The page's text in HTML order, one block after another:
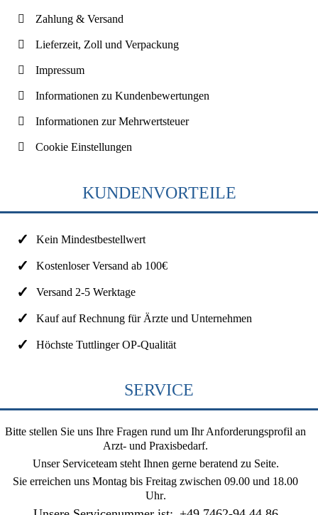
Zahlung & Versand
Lieferzeit, Zoll und Verpackung
Impressum
Informationen zu Kundenbewertungen
Informationen zur Mehrwertsteuer
Cookie Einstellungen
KUNDENVORTEILE
Kein Mindestbestellwert
Kostenloser Versand ab 100€
Versand 2-5 Werktage
Kauf auf Rechnung für Ärzte und Unternehmen
Höchste Tuttlinger OP-Qualität
SERVICE
Bitte stellen Sie uns Ihre Fragen rund um Ihr Anforderungsprofil an
Arzt- und Praxisbedarf.
Unser Serviceteam steht Ihnen gerne beratend zu Seite.
Sie erreichen uns Montag bis Freitag zwischen 09.00 und 18.00
Uhr.